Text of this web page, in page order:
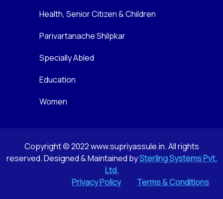
Health, Senior Citizen & Children
Parivartanache Shilpkar
Specially Abled
Education
Women
Copyright © 2022 www.supriyassule.in. All rights
reserved. Designed & Maintained bySterling Systems Pvt.
Ltd.
Privacy Policy
Terms & Conditions